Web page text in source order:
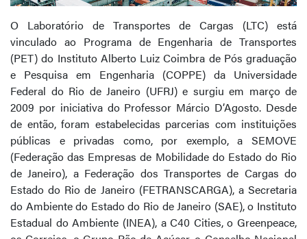
O Laboratório de Transportes de Cargas (LTC) está
vinculado ao Programa de Engenharia de Transportes
(PET) do Instituto Alberto Luiz Coimbra de Pós graduação
e Pesquisa em Engenharia (COPPE) da Universidade
Federal do Rio de Janeiro (UFRJ) e surgiu em março de
2009 por iniciativa do Professor Márcio D’Agosto. Desde
de então, foram estabelecidas parcerias com instituições
públicas e privadas como, por exemplo, a SEMOVE
(Federação das Empresas de Mobilidade do Estado do Rio
de Janeiro), a Federação dos Transportes de Cargas do
Estado do Rio de Janeiro (FETRANSCARGA), a Secretaria
do Ambiente do Estado do Rio de Janeiro (SAE), o Instituto
Estadual do Ambiente (INEA), a C40 Cities, o Greenpeace,